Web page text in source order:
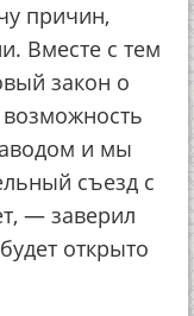
причин,
Вместе с тем
закон о
и мы
съезд с
— заверил
открыто